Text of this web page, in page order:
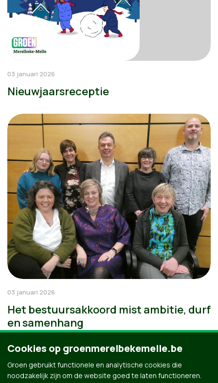
03 januari 2026
Nieuwjaarsreceptie
03 januari 2026
Het bestuursakkoord mist ambitie, durf
en samenhang
Cookies op groenmerelbekemelle.be
Groen gebruikt functionele en analytische cookies die
noodzakelijk zijn om de website goed te laten functioneren.